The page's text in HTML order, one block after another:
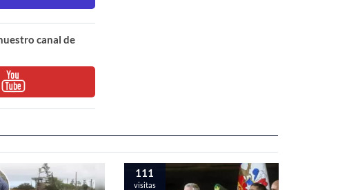
canal de
111
visitas